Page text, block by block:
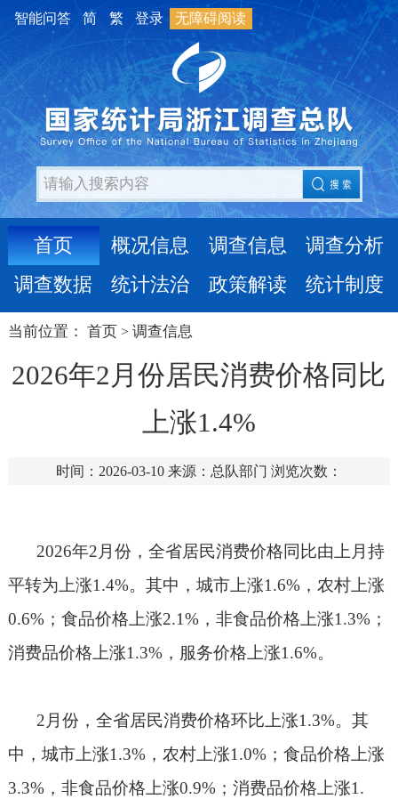
智能问答 简 繁 登录 无障碍阅读
首页 概况信息 调查信息
调查分析
调查数据
统计法治 政策解读 统计制度
当前位置： 首页 > 调查信息
2026年2月份居民消费价格同比
上涨1.4%
时间：2026-03-10 来源：总队部门 浏览次数：
2026年2 月份，全省居民消费价格同比由上月持
平转为上涨1.4%。其中，城市上涨1.6%，农村上涨
0.6%；食品价格上涨2.1%，非食品价格上涨1.3%；
消费品价格上涨1.3%，服务价格上涨1.6%。
2 月份，全省居民消费价格环比上涨1.3%。其
中，城市上涨1.3%，农村上涨1.0%；食品价格上涨
3.3%，非食品价格上涨0.9%；消费品价格上涨1.